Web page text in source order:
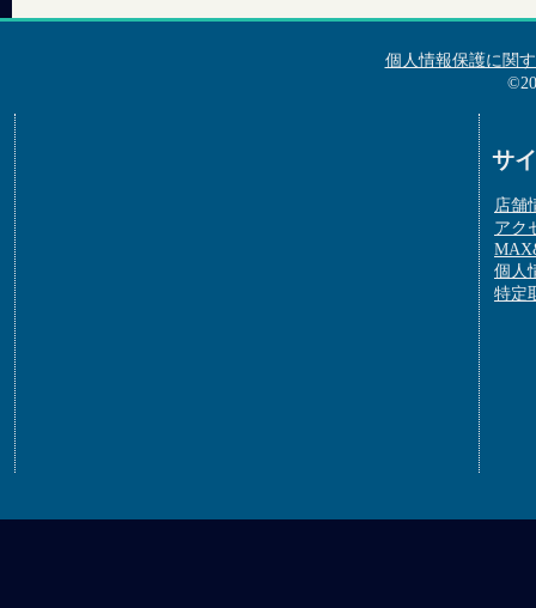
個人情報保護に関
サ
店舗
アク
個人
特定